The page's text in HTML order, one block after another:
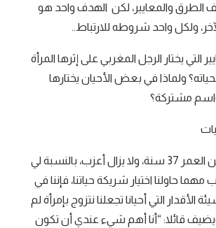
الطرق والمعايير، لكن الهدف واحد هو
ولكل واحد شروطه للارتباط..
التي يختار الرجل المغربي على إثرها المرأة
ولماذا في بعض الأحيان يختارها
مشتركة؟
يقول أحمد، البالغ من العمر 37 سنة، ولا يزال أعزب، بالنسبة لي
حاولنا اختيار شريكة حياتنا، فإننا في
الأقدار التي أحيانا تجعلنا نتزوج بإمرأة لم
قائلا: “أنا أهم شيء عندي أن تكون